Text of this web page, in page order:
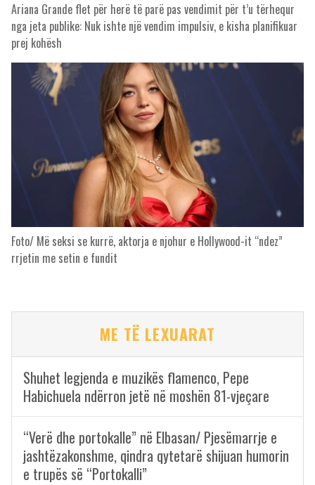
Ariana Grande flet për herë të parë pas vendimit për t’u tërhequr
nga jeta publike: Nuk ishte një vendim impulsiv, e kisha planifikuar
prej kohësh
Foto/ Më seksi se kurrë, aktorja e njohur e Hollywood-it “ndez”
rrjetin me setin e fundit
ME TË LEXUARAT
Shuhet legjenda e muzikës flamenco, Pepe
Habichuela ndërron jetë në moshën 81-vjeçare
“Verë dhe portokalle” në Elbasan/ Pjesëmarrje e
jashtëzakonshme, qindra qytetarë shijuan humorin
e trupës së “Portokalli”